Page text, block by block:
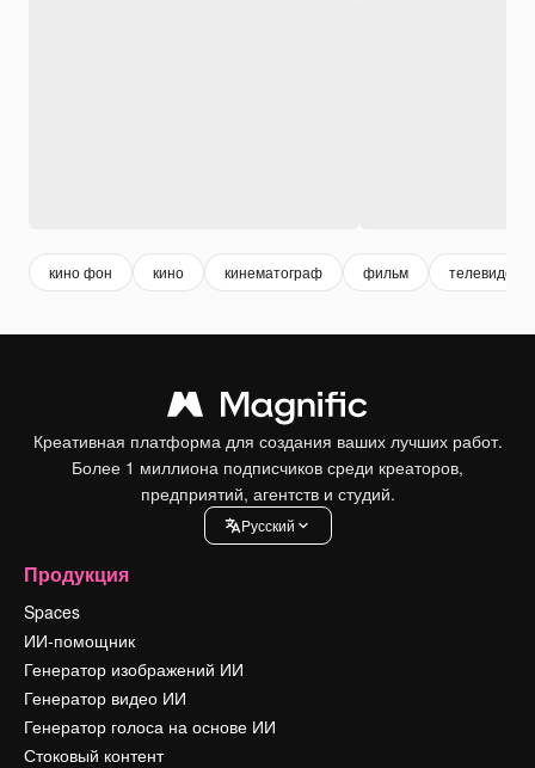
кино фон кино кинематограф фильм
Креативная платформа для создания ваших лучших работ.
Более 1 миллиона подписчиков среди креаторов,
предприятий, агентств и студий.
Pусский
Продукция
Spaces
ИИ-помощник
Генератор изображений ИИ
Генератор видео ИИ
Генератор голоса на основе ИИ
Стоковый контент